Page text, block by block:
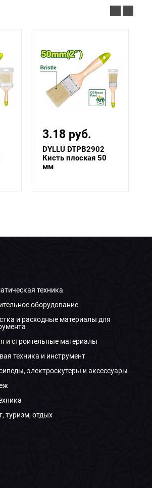
3.18 руб.
DYLLU DTPB2902
Кисть плоская 50
мм
техника
оборудование
и расходные материалы для
и строительные материалы
техника и инструмент
электроскутеры и аксессуары
туризм, отдых